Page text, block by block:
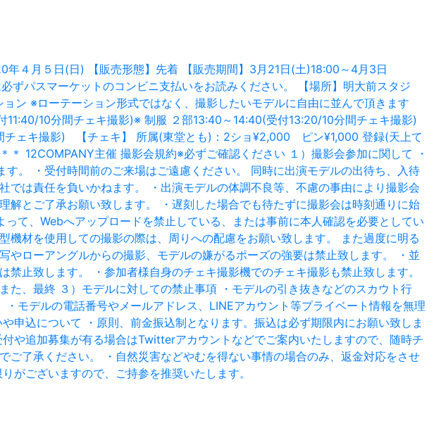
４月５日(日) 【販売形態】先着 【販売期間】3月21日(土)18:00～4月3日
パスマーケットのコンビニ支払いをお読みください。 【場所】明大前スタジ
※ローテーション形式ではなく、撮影したいモデルに自由に並んで頂きます
10分間チェキ撮影)※ 制服 ２部13:40～14:40(受付13:20/10分間チェキ撮影)
ェキ撮影) 【チェキ】 所属(東堂とも)：2ショ¥2,000 ピン¥1,000 登録(天上て
12COMPANY主催 撮影会規約※必ずご確認ください １）撮影会参加に関して ・
。 ・受付時間前のご来場はご遠慮ください。 同時に出演モデルの出待ち、入待
は責任を負いかねます。 ・出演モデルの体調不良等、不慮の事由により撮影会
とご了承お願い致します。 ・遅刻した場合でも待たずに撮影会は時刻通りに始
て、Webへアップロードを禁止している、または事前に本人確認を必要としてい
材を使用しての撮影の際は、周りへの配慮をお願い致します。 また過度に明る
ローアングルからの撮影、モデルの嫌がるポーズの強要は禁止致します。 ・並
止致します。 ・参加者様自身のチェキ撮影機でのチェキ撮影も禁止致します。
た、最終 ３）モデルに対しての禁止事項 ・モデルの引き抜きなどのスカウト行
モデルの電話番号やメールアドレス、LINEアカウント等プライベート情報を無理
申込について ・原則、前金振込制となります。振込は必ず期限内にお願い致しま
や追加募集が有る場合はTwitterアカウントなどでご案内いたしますので、随時チ
了承ください。 ・自然災害などやむを得ない事情の場合のみ、返金対応をさせ
がございますので、ご持参を推奨いたします。